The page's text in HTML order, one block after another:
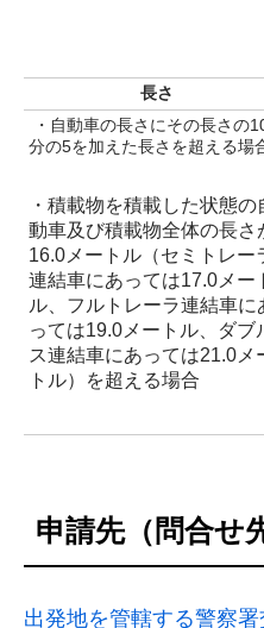
長さ
・自動車の長さにその長さの
分の5を加えた長さを超える場
・積載物を積載した状態の
動車及び積載物全体の長さ
16.0メートル（セミトレー
連結車にあっては17.0メー
ル、フルトレーラ連結車に
っては19.0メートル、ダブ
ス連結車にあっては21.0メ
トル）を超える場合
申請先（問合せ
出発地を管轄する警察